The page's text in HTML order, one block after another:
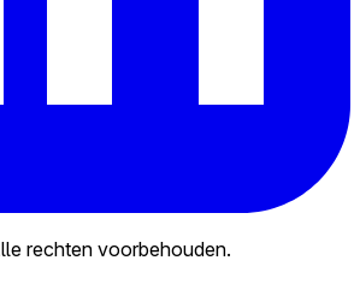
rechten voorbehouden.